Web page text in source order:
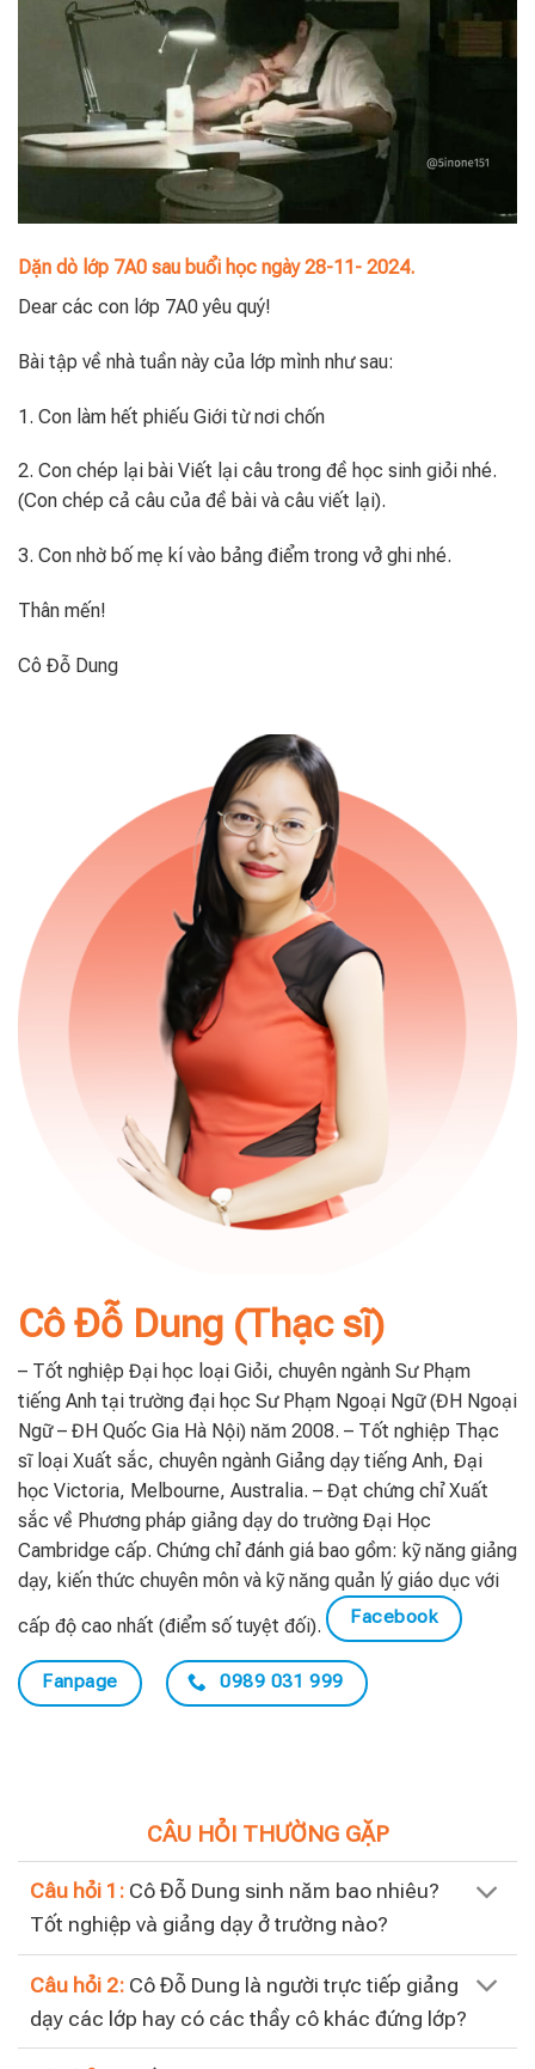
Dặn dò lớp 7A0 sau buổi học ngày 28-11- 2024.
Dear các con lớp 7A0 yêu quý!
Bài tập về nhà tuần này của lớp mình như sau:
1. Con làm hết phiếu Giới từ nơi chốn
2. Con chép lại bài Viết lại câu trong đề học sinh giỏi nhé.
(Con chép cả câu của đề bài và câu viết lại).
3. Con nhờ bố mẹ kí vào bảng điểm trong vở ghi nhé.
Thân mến!
Cô Đỗ Dung
Cô Đỗ Dung (Thạc sĩ)
– Tốt nghiệp Đại học loại Giỏi, chuyên ngành Sư Phạm
tiếng Anh tại trường đại học Sư Phạm Ngoại Ngữ (ĐH Ngoại
Ngữ – ĐH Quốc Gia Hà Nội) năm 2008. – Tốt nghiệp Thạc
sĩ loại Xuất sắc, chuyên ngành Giảng dạy tiếng Anh, Đại
học Victoria, Melbourne, Australia. – Đạt chứng chỉ Xuất
sắc về Phương pháp giảng dạy do trường Đại Học
Cambridge cấp. Chứng chỉ đánh giá bao gồm: kỹ năng giảng
dạy, kiến thức chuyên môn và kỹ năng quản lý giáo dục với
cấp độ cao nhất (điểm số tuyệt đối). Facebook
Fanpage 0989 031 999
CÂU HỎI THƯỜNG GẶP
Câu hỏi 1: Cô Đỗ Dung sinh năm bao nhiêu?
Tốt nghiệp và giảng dạy ở trường nào?
Câu hỏi 2: Cô Đỗ Dung là người trực tiếp giảng
dạy các lớp hay có các thầy cô khác đứng lớp?